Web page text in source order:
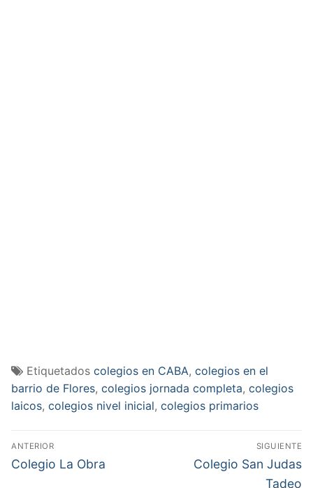
Etiquetados colegios en CABA, colegios en el
barrio de Flores, colegios jornada completa, colegios
laicos, colegios nivel inicial, colegios primarios
Navegación
de
ANTERIOR
Entrada
Colegio La Obra
SIGUIENTE
Entrada
Colegio San Judas
Tadeo